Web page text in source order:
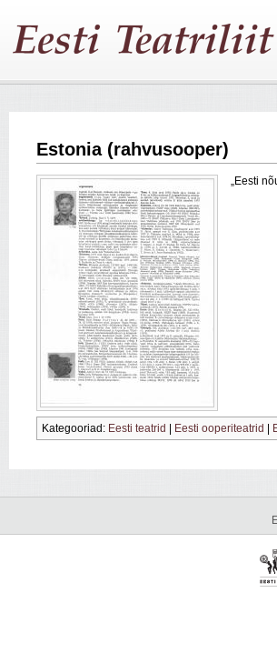
Estonia (rahvusooper)
„Eesti
Kategooriad: Eesti teatrid Eesti ooperiteatrid